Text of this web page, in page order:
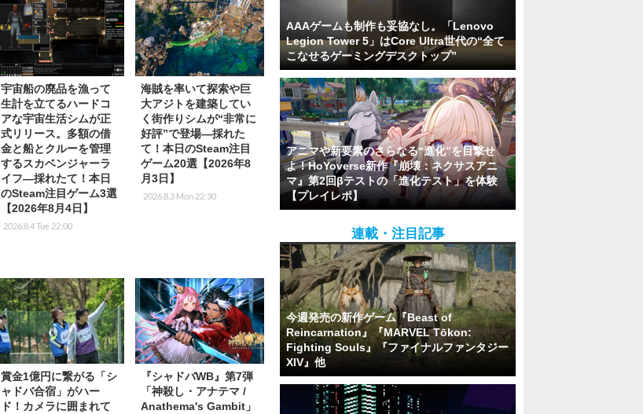
宇宙船の廃品を漁って
生計を立てるハードコ
アな宇宙生活シムが正
式リリース。多額の借
金と船とクルーを管理
するスカベンジャーラ
イフ―採れたて！本日
のSteam注目ゲーム3選
【2026年8月4日】
2026.8.4 Tue 22:00
海賊を率いて探索や巨
大アジトを建築してい
く街作りシムが“非常に
好評”で登場―採れた
て！本日のSteam注目
ゲーム20選【2026年8
月3日】
2026.8.3 Mon 22:30
賞金1億円に繋がる「シ
ャドバ合宿」がハー
ド！カメラに囲まれて
『シャドバWB』第7弾
「神殺し・アナテマ /
Anathema's Gambit」
AAAゲームも制作も妥協なし。「Lenovo
Legion Tower 5」はCore Ultra世代の“全て
こなせるゲーミングデスクトップ”
アニマや新要素のさらなる“進化”を目撃せ
よ！HoYoverse新作『崩壊：ネクサスアニ
マ』第2回βテストの「進化テスト」を体験
【プレイレポ】
連載・注目記事
今週発売の新作ゲーム『Beast of
Reincarnation』『MARVEL Tōkon:
Fighting Souls』『ファイナルファンタジー
XIV』他